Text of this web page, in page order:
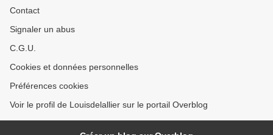
Contact
Signaler un abus
C.G.U.
Cookies et données personnelles
Préférences cookies
Voir le profil de Louisdelallier sur le portail Overblog